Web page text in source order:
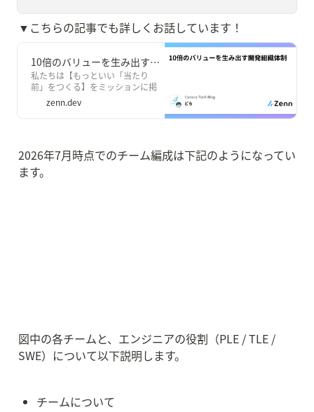
▼こちらの記事でも詳しくお話しています！
10倍のバリューを生み出す開発組織体制
私たちは【もっといい「当たり
前」をつくる】をミッションに掲
げ、「Canary」という BtoC の部
屋探しポータル（アプリ/Web）や
「Canary Cloud」という BtoB
運用を行っています。
zenn.dev
2026年7月時点でのチーム編成は下記のようになってい
ます。
図中の各チームと、エンジニアの役割（PLE / TLE /
SWE）について以下説明します。
チームについて